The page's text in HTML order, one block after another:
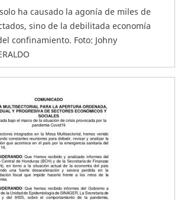
ha causado la agonía de miles de
sino de la debilitada economía
confinamiento. Foto: Johny